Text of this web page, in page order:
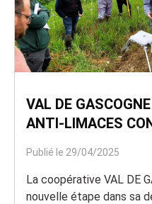
VAL DE
ANTI-LIMACES
Publié le 29/04/2025
La coopérative VAL DE
nouvelle étape dans sa